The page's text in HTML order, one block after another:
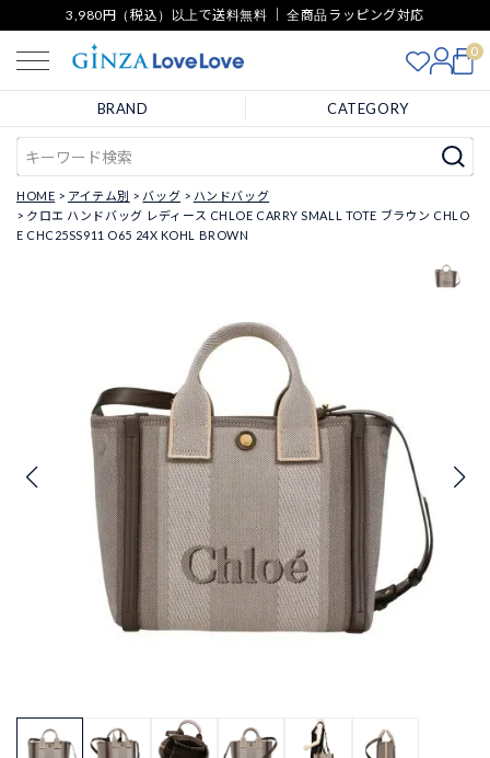
3,980円（税込）以上で送料無料 ｜ 全商品ラッピング対応
0
BRAND CATEGORY
HOME アイテム別 バッグ
ハンドバッグ
クロエ ハンドバッグ レディース CHLOE CARRY SMALL TOTE ブラウン CHLO
E CHC25SS911 O65 24X KOHL BROWN